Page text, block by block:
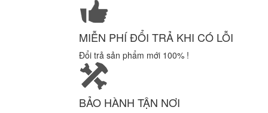
MIỄN PHÍ ĐỔI TRẢ KHI CÓ LỖI
Đổi trả sản phẩm mới 100% !
BẢO HÀNH TẬN NƠI